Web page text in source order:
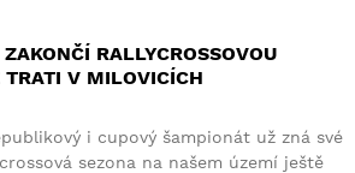
RALLYCROSSOVOU
TRATI V MILOVICÍCH
i cupový šampionát už zná své
sezona na našem území ještě